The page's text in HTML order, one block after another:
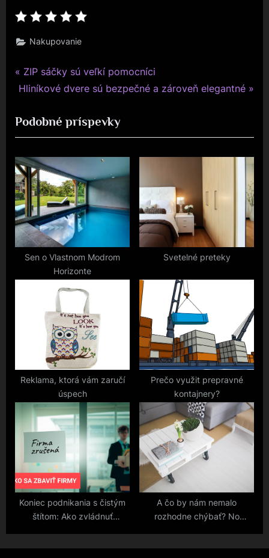
Nakupovanie
Navigace
příspěvek
P
r
v
i
o
u
s
P
o
s
t
ZIP sáčky sú veľkí pomocníci
N
x
t
P
o
s
t
:
Hliníkové dvere sú bezpečné a zároveň elegantné
Podobné príspevky
Sen o Vlastnom Modrom
Horizonte
Svetelné preteky
Reklama, ktorá vám zaručí
úspech
Prečo využit prepravné
kontajnery?
Koniec podnikania s čistým
štítom: Ako zvládnuť
A čo by nám nemalo
rozhodne chýbať? No